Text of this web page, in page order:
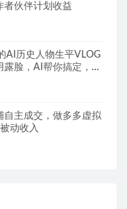
者伙伴计划收益
AI历史人物生平VLOG
脸，AI帮你搞定，轻
自主成交，做多多虚拟
动收入